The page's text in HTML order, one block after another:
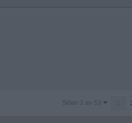
Sidan
Sidan 1 av 53